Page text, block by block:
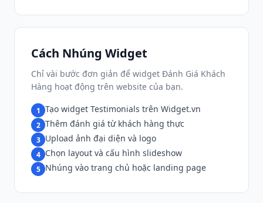
Cách Nhúng Widget
Chỉ vài bước đơn giản để widget Đánh Giá Khách
Hàng hoạt động trên website của bạn.
1 Tạo widget Testimonials trên Widget.vn
2 Thêm đánh giá từ khách hàng thực
3 Upload ảnh đại diện và logo
4 Chọn layout và cấu hình slideshow
5 Nhúng vào trang chủ hoặc landing page